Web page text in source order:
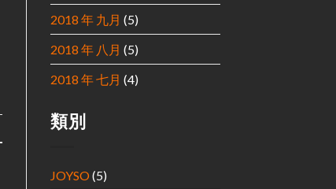
2018 年 九月 (5)
2018 年 八月 (5)
2018 年 七月 (4)
類別
JOYSO(5)